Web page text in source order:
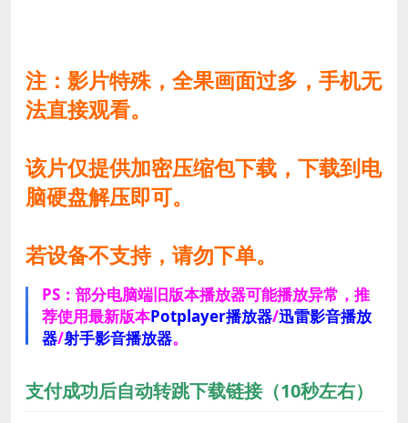
注：影片特殊，全果画面过多，手机无
法直接观看。
该片仅提供加密压缩包下载，下载到电
脑硬盘解压即可。
若设备不支持，请勿下单。
PS：部分电脑端旧版本播放器可能播放异常，推
荐使用最新版本Potplayer播放器/迅雷影音播放
器/射手影音播放器。
支付成功后自动转跳下载链接（10秒左右）